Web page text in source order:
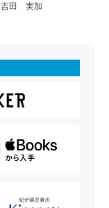
吉田 実加